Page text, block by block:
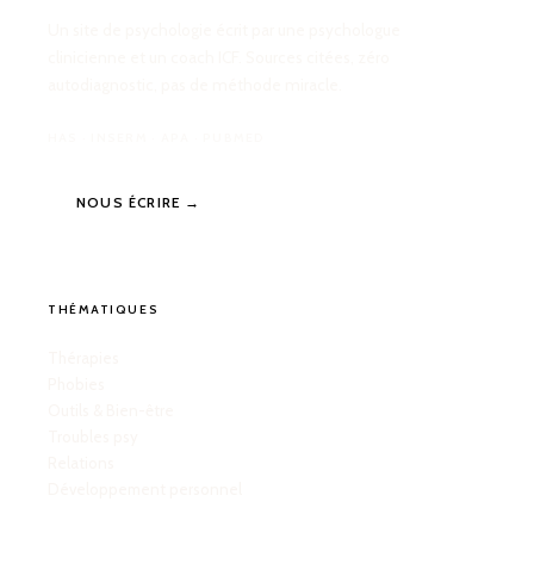
NOUS ÉCRIRE →
THÉMATIQUES